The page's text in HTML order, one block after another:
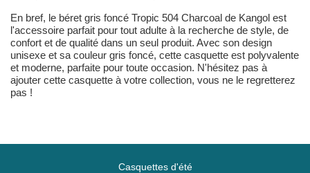
En bref, le béret gris foncé Tropic 504 Charcoal de Kangol est
l'accessoire parfait pour tout adulte à la recherche de style, de
confort et de qualité dans un seul produit. Avec son design
unisexe et sa couleur gris foncé, cette casquette est polyvalente
et moderne, parfaite pour toute occasion. N'hésitez pas à
ajouter cette casquette à votre collection, vous ne le regretterez
pas !
Casquettes d'été